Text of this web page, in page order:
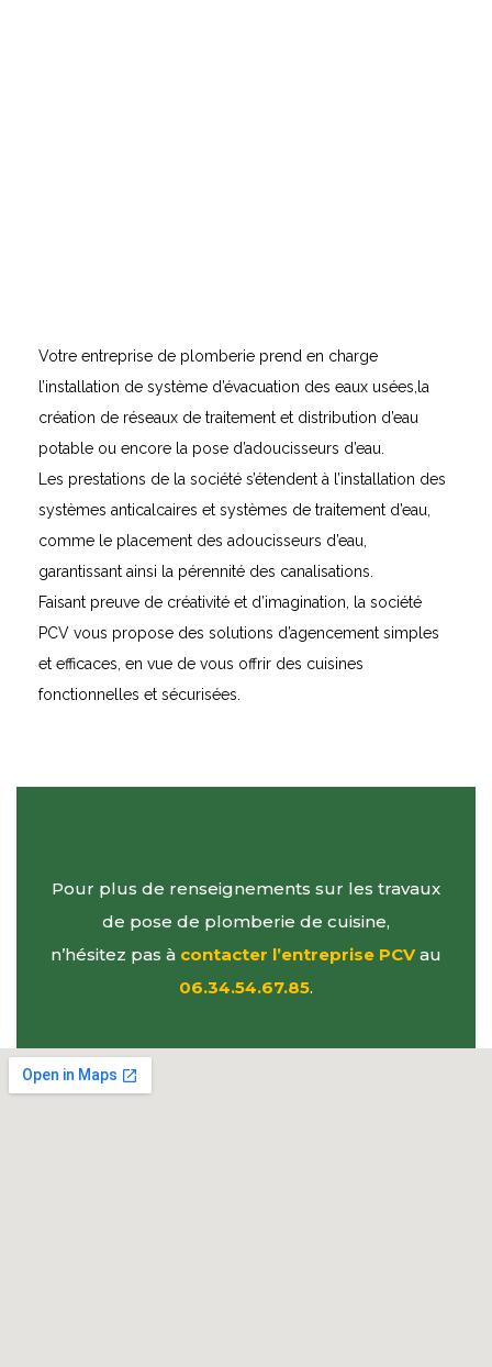
Votre entreprise de plomberie prend en charge
l’installation de système d’évacuation des eaux usées,la
création de réseaux de traitement et distribution d’eau
potable ou encore la pose d’adoucisseurs d’eau.
Les prestations de la société s’étendent à l’installation des
systèmes anticalcaires et systèmes de traitement d’eau,
comme le placement des adoucisseurs d’eau,
garantissant ainsi la pérennité des canalisations.
Faisant preuve de créativité et d’imagination, la société
PCV vous propose des solutions d’agencement simples
et efficaces, en vue de vous offrir des cuisines
fonctionnelles et sécurisées.
Pour plus de renseignements sur les travaux
de pose de plomberie de cuisine,
n’hésitez pas à contacter l’entreprise PCVau
06.34.54.67.85.